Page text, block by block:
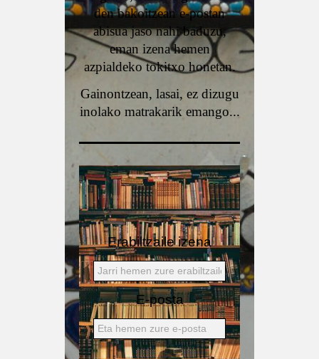
den bakoitzean e-postan
abisua jaso nahi baduzu,
eman izena hemen
azpialdeko tokitxo honetan.
Gainontzean, lasai, ez dizugu
inolako matrakarik emango...
Erabiltzaile izena
E-posta